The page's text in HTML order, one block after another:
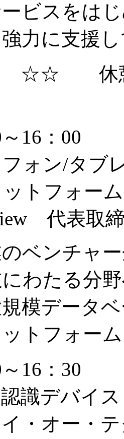
ビスをは
力に支援
憩 15
～16：00
ォン/タブ
トフォー
代表取
ベンチャ
わたる分
模データ
ットフォー
～16：30
識デバイ
・オー・